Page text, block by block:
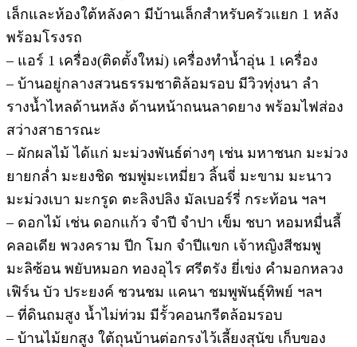
เล็กและห้องใต้หลังคา มีบ้านเล็กสำหรับครัวแยก 1 หลัง
พร้อมโรงรถ
– แอร์ 1 เครื่อง(ติดตั้งใหม่) เครื่องทำน้ำอุ่น 1 เครื่อง
– บ้านอยู่กลางสวนธรรมชาติล้อมรอบ มีวิวทุ่งนา ลำ
รางน้ำไหลด้านหลัง ด้านหน้าถนนลาดยาง พร้อมไฟส่อง
สว่างสาธารณะ
– ผักผลไม้ ได้แก่ มะม่วงพันธ์ต่างๆ เช่น มหาชนก มะม่วง
ยายกล่ำ มะยงชิด ชมพู่มะเหมี่ยว ลิ้นจี่ มะขาม มะนาว
มะม่วงเบา มะกรูด ตะลิงปลิง มัลเบอร์รี่ กระท้อน ฯลฯ
– ดอกไม้ เช่น ดอกแก้ว จำปี จำปา เข็ม ชบา หอมหมื่นลี้
คลอเดีย พวงคราม ปีก โมก จำปีแขก เจ้าหญิงสีชมพู
มะลิซ้อน พยับหมอก ทองอุไร ศรีตรัง ยี่เข่ง คำมอกหลวง
เฟิร์น บัว ประยงค์ ชวนชม แคนา ชมพูพันธุ์ทิพย์ ฯลฯ
– ที่ดินถมสูง น้ำไม่ท่วม มีรั้วคอนกรีตล้อมรอบ
– บ้านไม้ยกสูง ใต้ถุนบ้านต่อกรงไว้เลี้ยงสุนัข เก็บของ